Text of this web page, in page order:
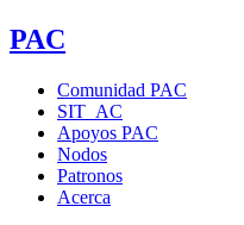
PAC
Comunidad PAC
SIT_AC
Apoyos PAC
Nodos
Patronos
Acerca